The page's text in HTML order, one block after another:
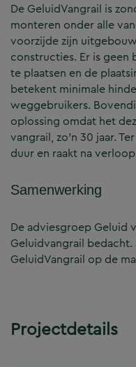
De GeluidVangrail is
monteren onder alle
voorzijde zijn
constructies. Er is
te plaatsen en de
betekent minimale
weggebruikers.
oplossing omdat het
vangrail, zo’n 30 jaar.
duur en raakt na
Samenwerking
De adviesgroep Geluid
Geluidvangrail
GeluidVangrail op de
Projectdetails